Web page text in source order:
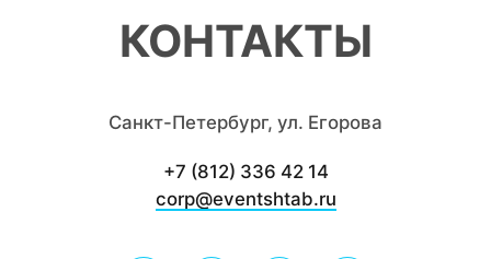
КОНТАКТЫ
Санкт-Петербург, ул. Егорова
+7 (812) 336 42 14
corp@eventshtab.ru